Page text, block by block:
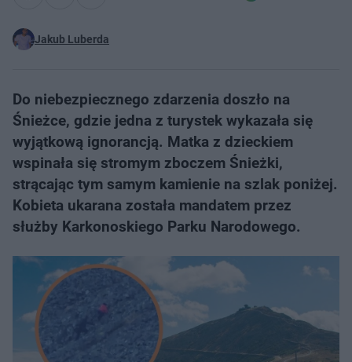
Jakub Luberda
Do niebezpiecznego zdarzenia doszło na
Śnieżce, gdzie jedna z turystek wykazała się
wyjątkową ignorancją. Matka z dzieckiem
wspinała się stromym zboczem Śnieżki,
strącając tym samym kamienie na szlak poniżej.
Kobieta ukarana została mandatem przez
służby Karkonoskiego Parku Narodowego.